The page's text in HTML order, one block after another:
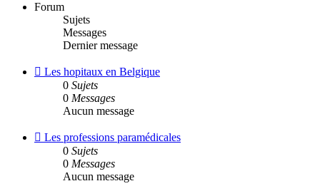
Forum
Sujets
Messages
Dernier message
Flux
hopitaux
Belgique
Les hopitaux en Belgique
0 Sujets
0 Messages
Aucun message
Flux
professions
Les professions paramédicales
0 Sujets
0 Messages
Aucun message